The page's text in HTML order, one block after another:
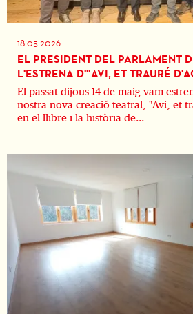
18.05.2026
EL PRESIDENT DEL PARLAMENT
L'ESTRENA D'"AVI, ET TRAURÉ
El passat dijous 14 de maig vam
nostra nova creació teatral, "Avi, et
en el llibre i la història de...